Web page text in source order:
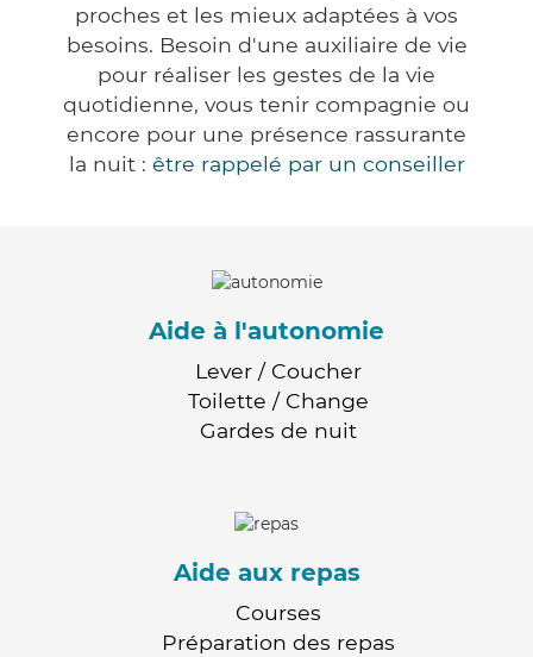
proches et les mieux adaptées à vos
besoins. Besoin d'une auxiliaire de vie
pour réaliser les gestes de la vie
quotidienne, vous tenir compagnie ou
encore pour une présence rassurante
la nuit : être rappelé par un conseiller
Aide à l'autonomie
Lever / Coucher
Toilette / Change
Gardes de nuit
Aide aux repas
Courses
Préparation des repas